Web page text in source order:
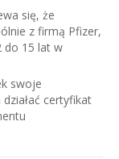
się, że
z firmą Pfizer,
do 15 lat w
swoje
certyfikat